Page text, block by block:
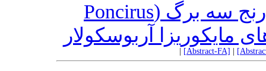
بهبود تحمل تنش شوری در نارنج سه برگ (Poncirus
[Abstract-FA]